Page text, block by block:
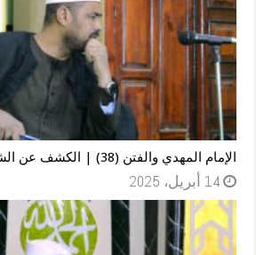
الإمام المهدي والفتن (38) | الكشف عن الشخصية الغامضة
14 أبريل، 2025